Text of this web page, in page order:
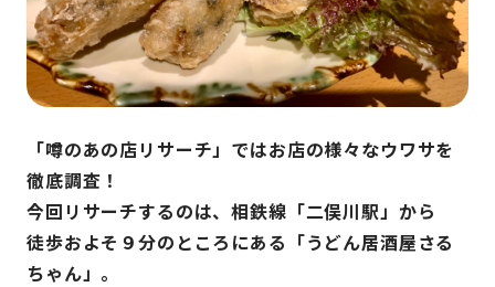
「噂のあの店リサーチ」ではお店の様々なウワサを
徹底調査！
今回リサーチするのは、相鉄線「二俣川駅」から
徒歩およそ９分のところにある「うどん居酒屋さる
ちゃん」。